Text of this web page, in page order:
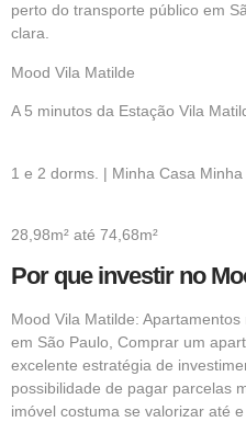
perto do transporte público em
clara.
Mood Vila Matilde
A 5 minutos da Estação Vila
1 e 2 dorms. | Minha Casa Minha
28,98m² até 74,68m²
Por que investir no
Mood Vila Matilde:
em São Paulo, Comprar um
excelente estratégia de
possibilidade de pagar parcelas
imóvel costuma se valorizar até